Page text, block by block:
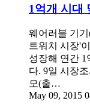
1억개 시대
웨어러블 기
트워치 시장'
성장해 연간
다. 9일 시장
모(출…
May 09, 2015